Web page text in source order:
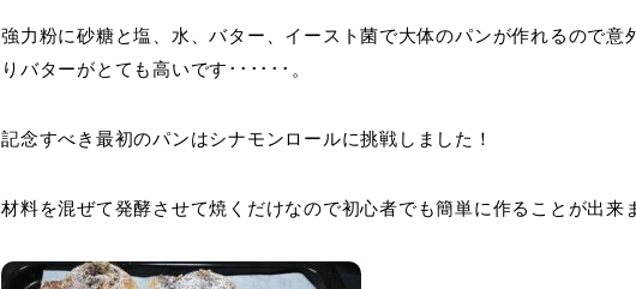
強力粉に砂糖と塩、水、バター、イースト菌で大体のパンが作れるので
りバターがとても高いです･･････。
記念すべき最初のパンはシナモンロールに挑戦しました！
材料を混ぜて発酵させて焼くだけなので初心者でも簡単に作ることが出来